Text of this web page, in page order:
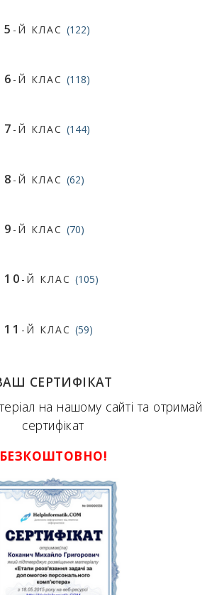
5 -Й КЛАС (122)
6 -Й КЛАС (118)
7 -Й КЛАС (144)
8 -Й КЛАС (62)
9 -Й КЛАС (70)
10 -Й КЛАС (105)
11 -Й КЛАС (59)
СЕРТИФІКАТ
на нашому сайті та отримай
сертифікат
БЕЗКОШТОВНО!